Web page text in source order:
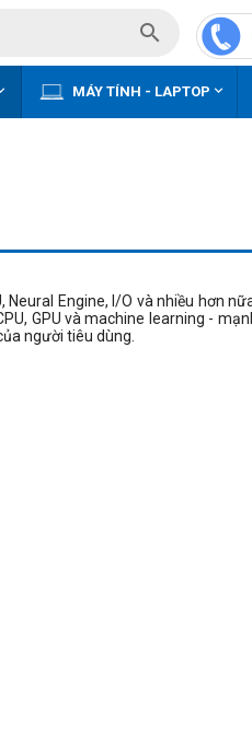

MÁY TÍNH - LAPTOP 
Engine, I/O và nhiều hơn
GPU và machine learning -
người tiêu dùng.